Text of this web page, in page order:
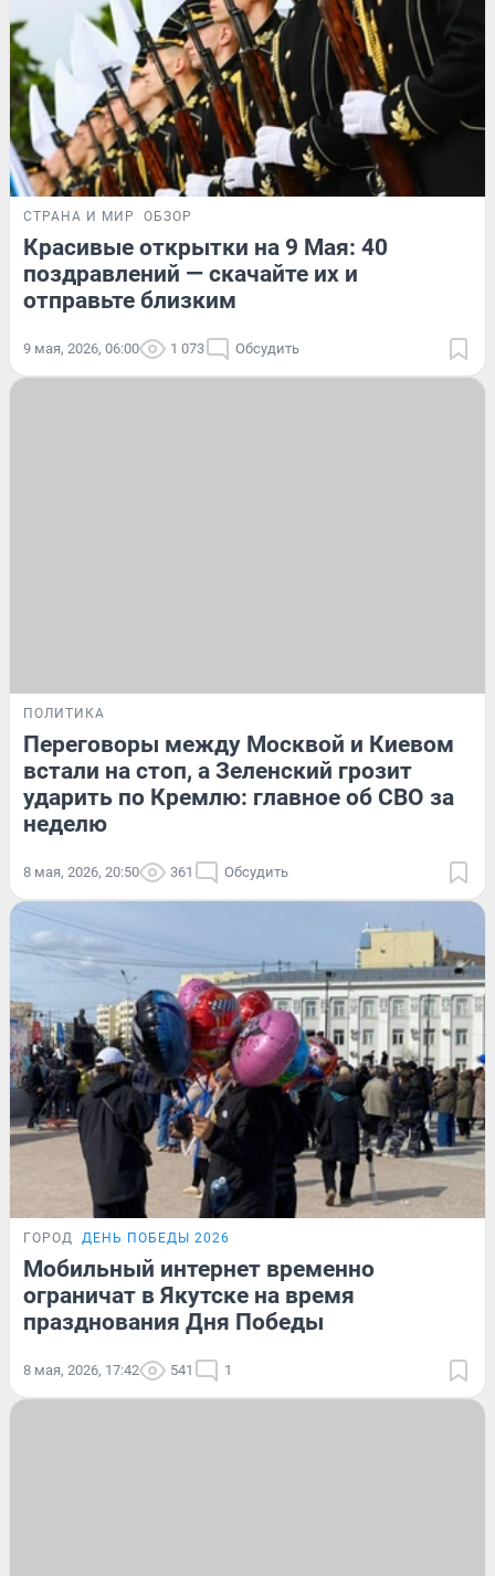
СТРАНА И МИР ОБЗОР
Красивые открытки на 9 Мая: 40
поздравлений — скачайте их и
отправьте близким
9 мая, 2026, 06:00 1 073 Обсудить
ПОЛИТИКА
Переговоры между Москвой и Киевом
встали на стоп, а Зеленский грозит
ударить по Кремлю: главное об СВО за
неделю
8 мая, 2026, 20:50 361 Обсудить
ГОРОД ДЕНЬ ПОБЕДЫ 2026
Мобильный интернет временно
ограничат в Якутске на время
празднования Дня Победы
8 мая, 2026, 17:42 541 1